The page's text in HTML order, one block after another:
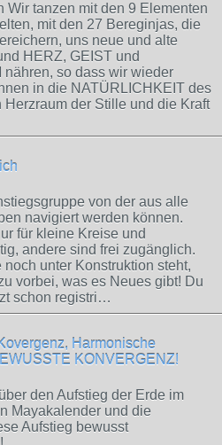
Wir tanzen mit den 9 Elementen
mit den 27 Bereginjas, die
uns neue und alte
HERZ, GEIST und
so dass wir wieder
in die NATÜRLICHKEIT des
Herzraum der Stille und die Kraft
von der aus alle
navigiert werden können.
für kleine Kreise und
andere sind frei zugänglich.
noch unter Konstruktion steht,
vorbei, was es Neues gibt! Du
schon registri…
Harmonische
KONVERGENZ!
den Aufstieg der Erde im
Mayakalender und die
Aufstieg bewusst